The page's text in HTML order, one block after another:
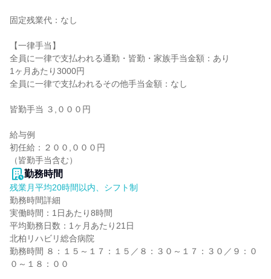
固定残業代：なし
【一律手当】
全員に一律で支払われる通勤・皆勤・家族手当金額：あり
1ヶ月あたり3000円
全員に一律で支払われるその他手当金額：なし
皆勤手当 ３,０００円
給与例
初任給：２００,０００円
（皆勤手当含む）
勤務時間
残業月平均20時間以内、シフト制
勤務時間詳細
実働時間：1日あたり8時間
平均勤務日数：1ヶ月あたり21日
北柏リハビリ総合病院
勤務時間 ８：１５～１７：１５／８：３０～１７：３０／９：０
０～１８：００